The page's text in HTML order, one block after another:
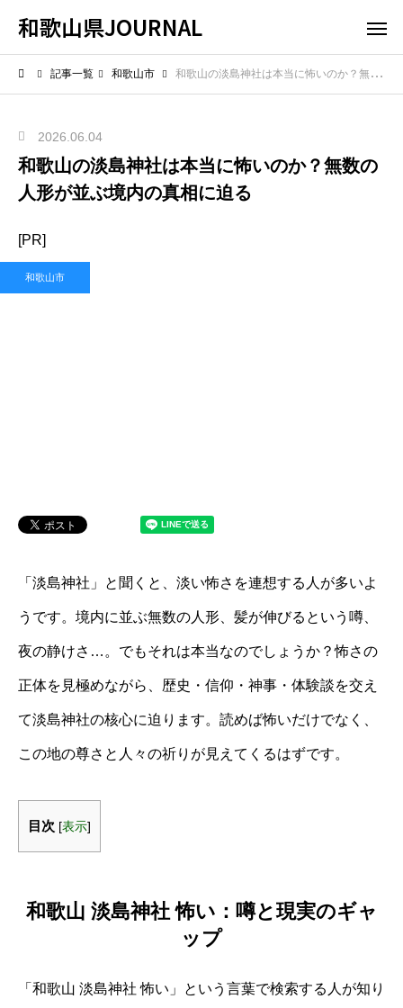
和歌山県JOURNAL
記事一覧 和歌山市 和歌山の淡島神社は本当に怖いのか？無数の人形が並ぶ境内の真相に迫る
2026.06.04
和歌山の淡島神社は本当に怖いのか？無数の
人形が並ぶ境内の真相に迫る
[PR]
和歌山市
「淡島神社」と聞くと、淡い怖さを連想する人が多いよ
うです。境内に並ぶ無数の人形、髪が伸びるという噂、
夜の静けさ…。でもそれは本当なのでしょうか？怖さの
正体を見極めながら、歴史・信仰・神事・体験談を交え
て淡島神社の核心に迫ります。読めば怖いだけでなく、
この地の尊さと人々の祈りが見えてくるはずです。
目次 [表示]
和歌山 淡島神社 怖い：噂と現実のギャ
ップ
「和歌山 淡島神社 怖い」という言葉で検索する人が知り